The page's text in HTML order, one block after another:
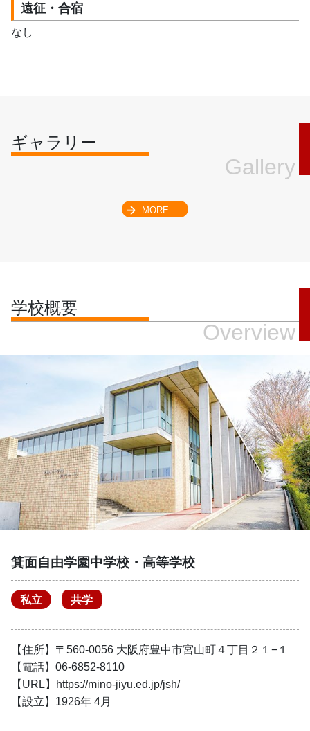
遠征・合宿
なし
ギャラリー
Gallery
MORE
学校概要
Overview
箕面自由学園中学校・高等学校
私立 共学
【住所】〒560-0056 大阪府豊中市宮山町４丁目２１−１
【電話】06-6852-8110
【URL】
https://mino-jiyu.ed.jp/jsh/
【設立】1926年 4月